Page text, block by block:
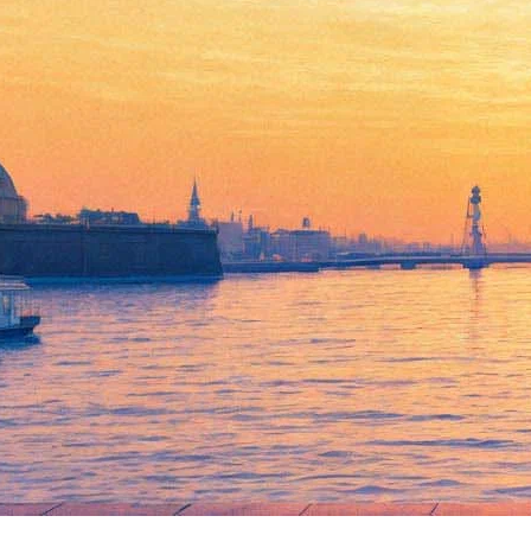
Выставка Людмилы
Яковлевой «Отражение».
Живопись
19 января 2013, суббота -20 января 2013, воскресенье
Версия для печати
Все выставки
Союз Художников
Все галереи